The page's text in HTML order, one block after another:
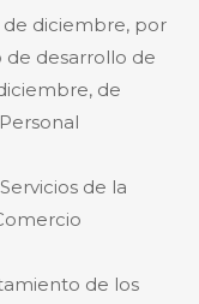
de diciembre, por
desarrollo de
de
de la
de los